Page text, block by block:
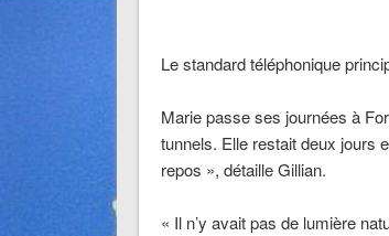
Le standard téléphonique
Marie passe ses journées à
tunnels. Elle restait deux jours
repos », détaille Gillian.
« Il n’y avait pas de lumière